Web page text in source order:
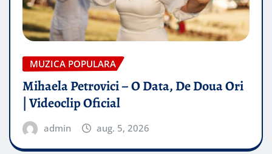
MUZICA POPULARA
Mihaela Petrovici – O Data, De Doua Ori
| Videoclip Oficial
admin aug. 5, 2026